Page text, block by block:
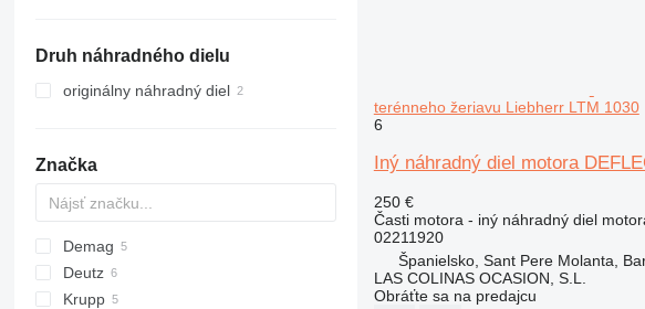
terénne žeriavy
Druh náhradného dielu
originálny náhradný diel
Značka
571G
C-series
Demag
AC
CC
Deutz
BF
ATF
GMK
SCX
Krupp
terénneho žeriavu Liebherr LTM 1030
6
Iný náhradný diel motora
250 €
Časti motora - iný náhradný diel
02211920
Španielsko, Sant Pere Molanta,
LAS COLINAS OCASION, S.L.
Obráťte sa na predajcu